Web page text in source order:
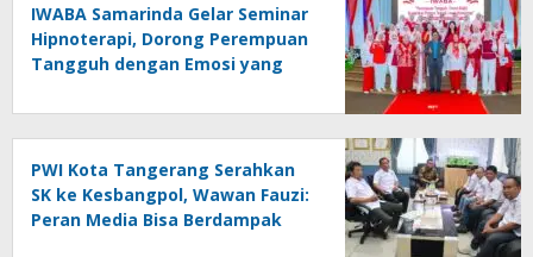
IWABA Samarinda Gelar Seminar
Hipnoterapi, Dorong Perempuan
Tangguh dengan Emosi yang
PWI Kota Tangerang Serahkan
SK ke Kesbangpol, Wawan Fauzi:
Peran Media Bisa Berdampak